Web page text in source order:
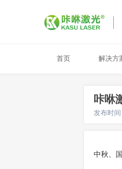
首页 解决方
咔咻
发布时
中秋、